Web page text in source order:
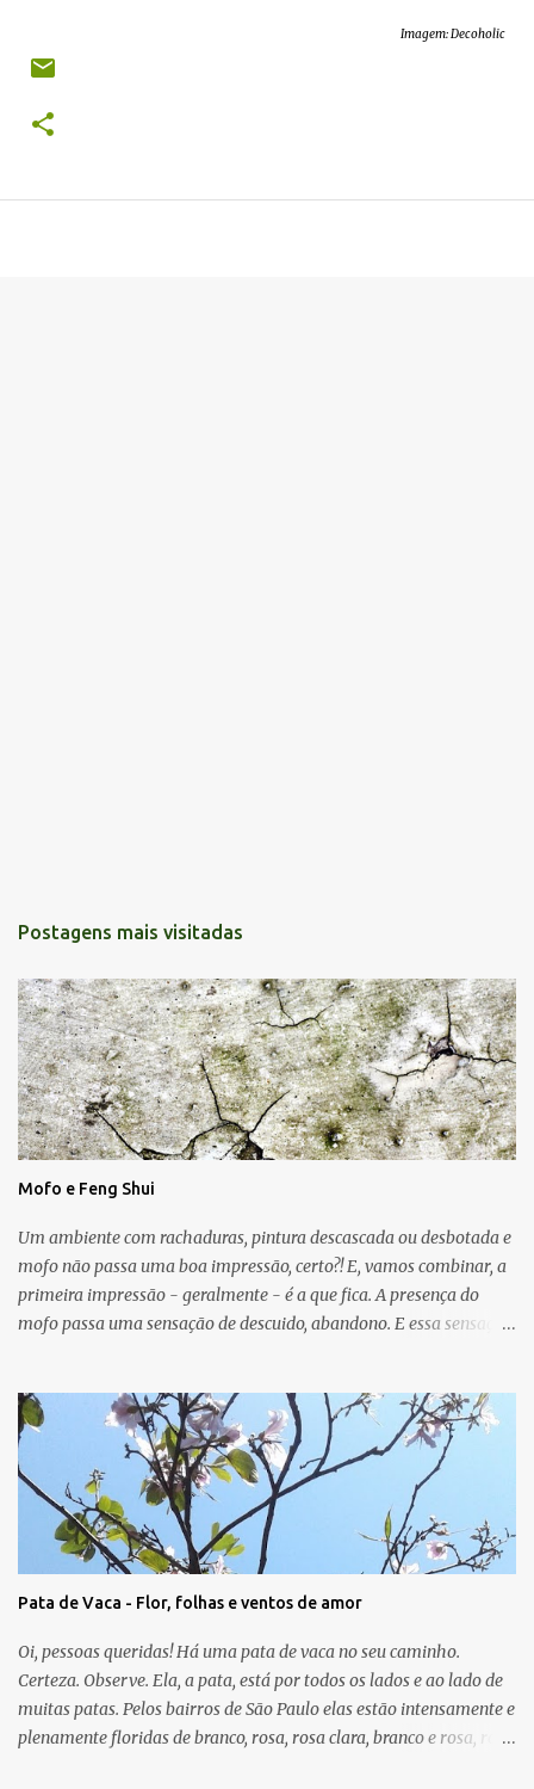
Imagem: Decoholic
Postagens mais visitadas
Mofo e Feng Shui
Um ambiente com rachaduras, pintura descascada ou desbotada e
mofo não passa uma boa impressão, certo?! E, vamos combinar, a
primeira impressão - geralmente - é a que fica. A presença do
mofo passa uma sensação de descuido, abandono. E essa sensação,
devido as condições de umidade, falta de luz e falta de ventilação.
As manchas escuras podem aparecer nas paredes, no teto e até
mesmo no chão e, em geral, o mofo é causado por micro-
organismos (fungos, algas) que se proliferam com a umidade.
Para o Feng Shui, o mofo pode ser um sinal de que a energia do
guá em que ele aparece não vai bem. A casa pode mostrar, por
meio dessa manifestação física, que o relacionamento, o sucesso, o
trabalho, a saúde, a criatividade, a família, os amigos e/ou a
espiritualidade precisam de atenção. A cura será uma nova
pintura, somada a melhor ventilação do ...
Pata de Vaca - Flor, folhas e ventos de amor
Oi, pessoas queridas! Há uma pata de vaca no seu caminho.
Certeza. Observe. Ela, a pata, está por todos os lados e ao lado de
muitas patas. Pelos bairros de São Paulo elas estão intensamente e
plenamente floridas de branco, rosa, rosa clara, branco e rosa, rosa